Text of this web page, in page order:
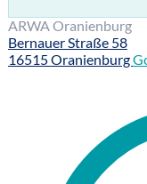
ARWA Oranienburg
Bernauer Straße 58
16515 Oranienburg